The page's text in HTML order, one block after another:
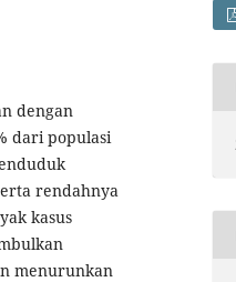
dengan
dari populasi
rendahnya
kasus
menurunkan